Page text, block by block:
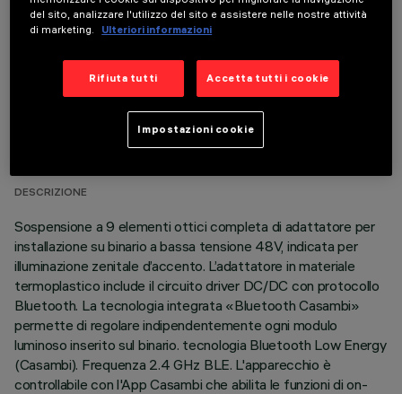
DATI TECNICI
ULTIMO AGGIORNAMENTO: 07/08/2026
DESCRIZIONE
Sospensione a 9 elementi ottici completa di adattatore per
installazione su binario a bassa tensione 48V, indicata per
illuminazione zenitale d’accento. L’adattatore in materiale
termoplastico include il circuito driver DC/DC con protocollo
Bluetooth. La tecnologia integrata «Bluetooth Casambi»
permette di regolare indipendentemente ogni modulo
luminoso inserito sul binario. tecnologia Bluetooth Low Energy
(Casambi). Frequenza 2.4 GHz BLE. L'apparecchio è
controllabile con l'App Casambi che abilita le funzioni di on-
del sito, analizzare l'utilizzo del sito e assistere nelle nostre attività
di marketing.
Ulteriori informazioni
Rifiuta tutti Accetta tutti i cookie
Impostazioni cookie